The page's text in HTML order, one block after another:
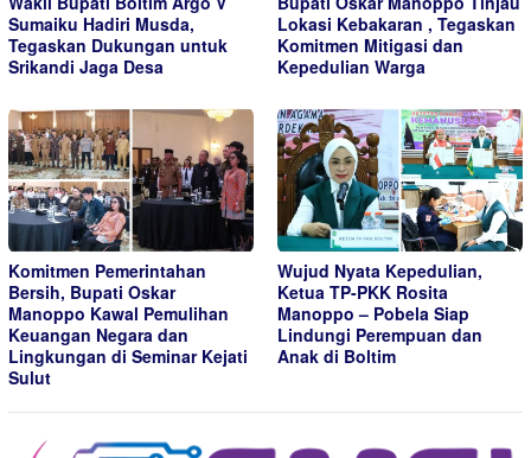
Sumaiku Hadiri Musda,
Tegaskan Dukungan untuk
Srikandi Jaga Desa
Lokasi Kebakaran , Tegaskan
Komitmen Mitigasi dan
Kepedulian Warga
Komitmen Pemerintahan
Bersih, Bupati Oskar
Manoppo Kawal Pemulihan
Keuangan Negara dan
Lingkungan di Seminar Kejati
Sulut
Wujud Nyata Kepedulian,
Ketua TP-PKK Rosita
Manoppo – Pobela Siap
Lindungi Perempuan dan
Anak di Boltim